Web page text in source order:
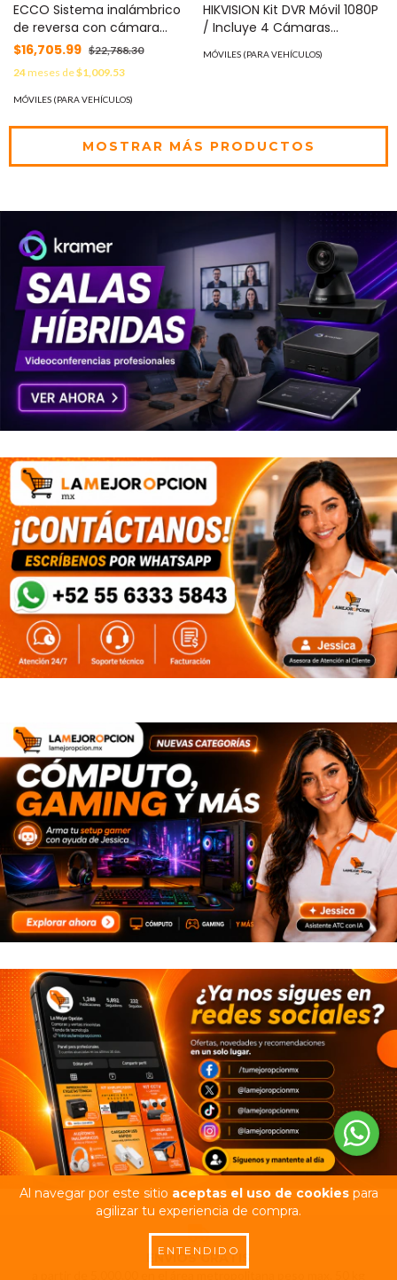
Al navegar por este sitio aceptas el uso de cookiespara
agilizar tu experiencia de compra.
ENTENDIDO
ECCO Sistema inalámbrico
de reversa con cámara
infrarroja y monitor de 7"
táctil MOD: EC7008WK
$16,705.99 $22,788.30
24meses de$1,009.53
MÓVILES (PARA VEHÍCULOS)
HIKVISION Kit DVR Móvil 1080P
/ Incluye 4 Cámaras
TURBOHD / Soporta 4G / GPS
/ Soporta Memoria SD MOD:
MÓVILES (PARA VEHÍCULOS)
MOSTRAR MÁS PRODUCTOS
ENVÍOS GRATIS